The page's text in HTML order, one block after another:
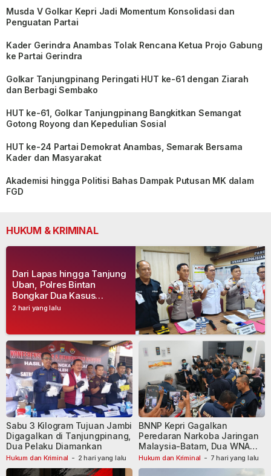
Musda V Golkar Kepri Jadi Momentum Konsolidasi dan
Penguatan Partai
Kader Gerindra Anambas Tolak Rencana Ketua Projo Gabung
ke Partai Gerindra
Golkar Tanjungpinang Peringati HUT ke-61 dengan Ziarah
dan Berbagi Sembako
HUT ke-61, Golkar Tanjungpinang Bangkitkan Semangat
Gotong Royong dan Kepedulian Sosial
HUT ke-24 Partai Demokrat Anambas, Semarak Bersama
Kader dan Masyarakat
Akademisi hingga Politisi Bahas Dampak Putusan MK dalam
FGD
HUKUM & KRIMINAL
2 hari yang lalu
Dari Lapas hingga Tanjung
Uban, Polres Bintan
Bongkar Dua Kasus
Narkoba, Empat Tersangka
Hukum dan Kriminal - 2 hari yang lalu
Sabu 3 Kilogram Tujuan Jambi
Digagalkan di Tanjungpinang,
Dua Pelaku Diamankan
Hukum dan Kriminal - 7 hari yang lalu
BNNP Kepri Gagalkan
Peredaran Narkoba Jaringan
Malaysia-Batam, Dua WNA
Masih Diburu